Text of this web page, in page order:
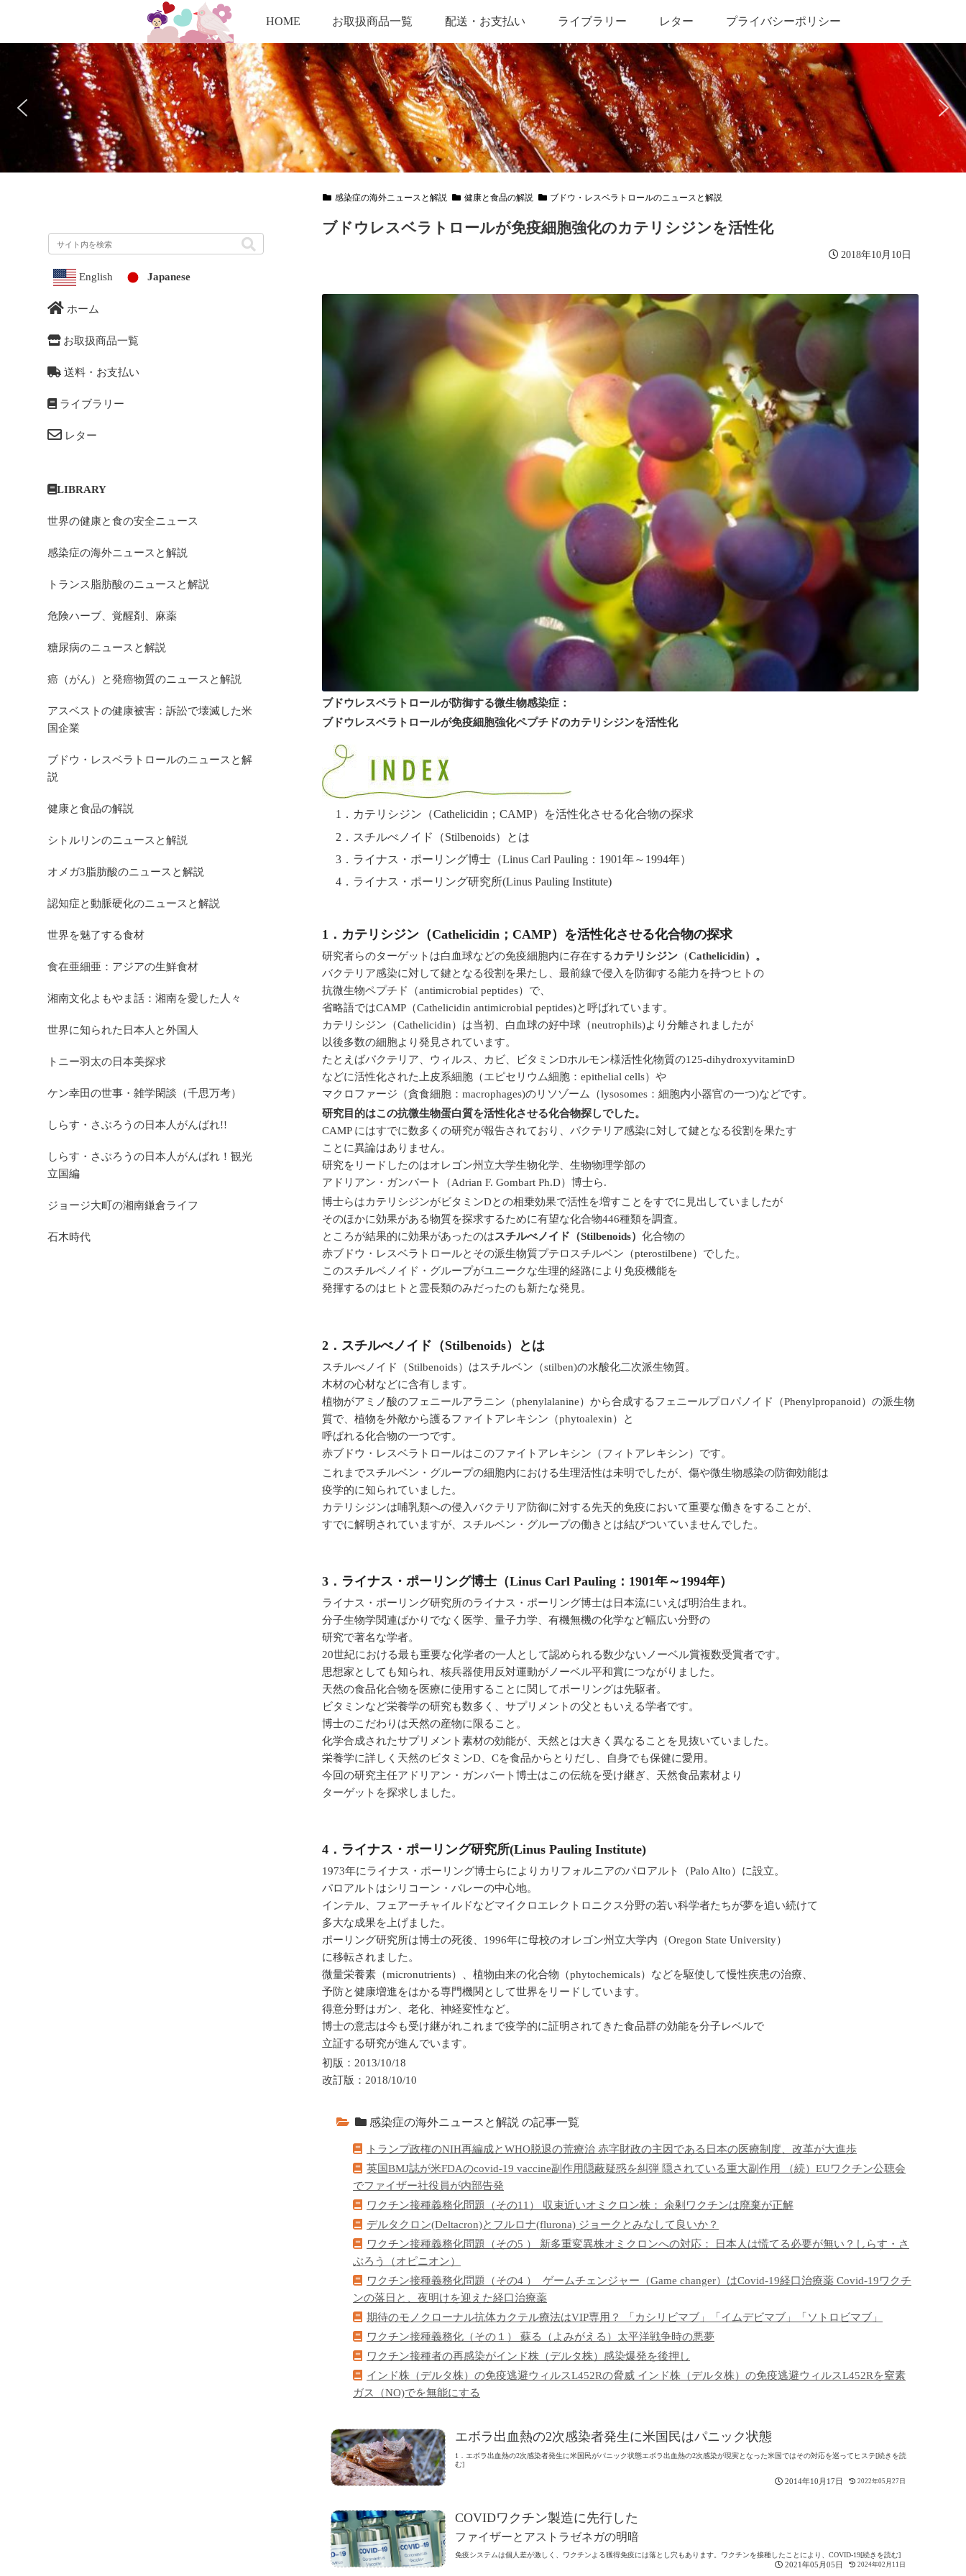
HOME お取扱商品一覧 配送・お支払い ライブラリー レター プライバシーポリシー
感染症の海外ニュースと解説 健康と食品の解説 ブドウ・レスベラトロールのニュースと解説
ブドウレスベラトロールが免疫細胞強化のカテリシジンを活性化
2018年10月10日
ブドウレスベラトロールが防御する微生物感染症：
ブドウレスベラトロールが免疫細胞強化ペプチドのカテリシジンを活性化
1．カテリシジン（Cathelicidin；CAMP）を活性化させる化合物の探求
2．スチルべノイド（Stilbenoids）とは
3．ライナス・ポーリング博士（Linus Carl Pauling：1901年～1994年）
4．ライナス・ポーリング研究所(Linus Pauling Institute)
1．カテリシジン （Cathelicidin ； CAMP）を活性化させる化合物の探求
研究者らのターゲットは白血球などの免疫細胞内に存在する カテリシジン （Cathelicidin）。
バクテリア感染に対して鍵となる役割を果たし、最前線で侵入を防御する能力を持つヒトの
抗微生物ペプチド（antimicrobial peptides）で、
省略語ではCAMP（Cathelicidin antimicrobial peptides)と呼ばれています。
カテリシジン（Cathelicidin）は当初、白血球の好中球（neutrophils)より分離されましたが
以後多数の細胞より発見されています。
たとえばバクテリア、ウィルス、カビ、ビタミンDホルモン様活性化物質の125-dihydroxyvitaminD
などに活性化された上皮系細胞（エピセリウム細胞：epithelial cells）や
マクロファージ（貪食細胞：macrophages)のリソゾーム（lysosomes：細胞内小器官の一つ)などです。
研究目的はこの抗微生物蛋白質を活性化させる化合物探しでした。
CAMP にはすでに数多くの研究が報告されており、バクテリア感染に対して鍵となる役割を果たす
ことに異論はありません。
研究をリードしたのはオレゴン州立大学生物化学、生物物理学部の
アドリアン・ガンバート（Adrian F. Gombart Ph.D）博士ら.
博士らはカテリシジンがビタミンDとの相乗効果で活性を増すことをすでに見出していましたが
そのほかに効果がある物質を探求するために有望な化合物446種類を調査。
ところが結果的に効果があったのはスチルべノイド（Stilbenoids） 化合物の
赤ブドウ・レスベラトロールとその派生物質プテロスチルベン（pterostilbene）でした。
このスチルベノイド・グループがユニークな生理的経路により免疫機能を
発揮するのはヒトと霊長類のみだったのも新たな発見。
2．スチルべノイド（Stilbenoids）とは
スチルべノイド（Stilbenoids）はスチルベン（stilben)の水酸化二次派生物質。
木材の心材などに含有します。
植物がアミノ酸のフェニールアラニン（phenylalanine）から合成するフェニールプロパノイド（Phenylpropanoid）の派生物
質で、植物を外敵から護るファイトアレキシン（phytoalexin）と
呼ばれる化合物の一つです。
赤ブドウ・レスベラトロールはこのファイトアレキシン（フィトアレキシン）です。
これまでスチルベン・グループの細胞内における生理活性は未明でしたが、傷や微生物感染の防御効能は
疫学的に知られていました。
カテリシジンは哺乳類への侵入バクテリア防御に対する先天的免疫において重要な働きをすることが、
すでに解明されていますが、スチルベン・グループの働きとは結びついていませんでした。
3．ライナス・ポーリング博士 （Linus Carl Pauling：1901年～1994年）
ライナス・ポーリング研究所のライナス・ポーリング博士は日本流にいえば明治生まれ。
分子生物学関連ばかりでなく医学、量子力学、有機無機の化学など幅広い分野の
研究で著名な学者。
20世紀における最も重要な化学者の一人として認められる数少ないノーベル賞複数受賞者です。
思想家としても知られ、核兵器使用反対運動がノーベル平和賞につながりました。
天然の食品化合物を医療に使用することに関してポーリングは先駆者。
ビタミンなど栄養学の研究も数多く、サプリメントの父ともいえる学者です。
博士のこだわりは天然の産物に限ること。
化学合成されたサプリメント素材の効能が、天然とは大きく異なることを見抜いていました。
栄養学に詳しく天然のビタミンD、Cを食品からとりだし、自身でも保健に愛用。
今回の研究主任アドリアン・ガンバート博士はこの伝統を受け継ぎ、天然食品素材より
ターゲットを探求しました。
4．ライナス・ポーリング研究所(Linus Pauling Institute)
1973年にライナス・ポーリング博士らによりカリフォルニアのパロアルト（Palo Alto）に設立。
パロアルトはシリコーン・バレーの中心地。
インテル、フェアーチャイルドなどマイクロエレクトロニクス分野の若い科学者たちが夢を追い続けて
多大な成果を上げました。
ポーリング研究所は博士の死後、1996年に母校のオレゴン州立大学内（Oregon State University）
に移転されました。
微量栄養素（micronutrients）、植物由来の化合物（phytochemicals）などを駆使して慢性疾患の治療、
予防と健康増進をはかる専門機関として世界をリードしています。
得意分野はガン、老化、神経変性など。
博士の意志は今も受け継がれこれまで疫学的に証明されてきた食品群の効能を分子レベルで
立証する研究が進んでいます。
初版：2013/10/18
改訂版：2018/10/10
感染症の海外ニュースと解説 の記事一覧
トランプ政権のNIH再編成とWHO脱退の荒療治 赤字財政の主因である日本の医療制度、改革が大進歩
英国BMJ誌が米FDAのcovid-19 vaccine副作用隠蔽疑惑を糾弾 隠されている重大副作用 （続）EUワクチン公聴会
でファイザー社役員が内部告発
ワクチン接種義務化問題（その11） 収束近いオミクロン株： 余剰ワクチンは廃棄が正解
デルタクロン(Deltacron)とフルロナ(flurona) ジョークとみなして良いか？
ワクチン接種義務化問題（その5 ） 新多重変異株​オミクロンへの対応： 日本人は慌てる必要が無い？しらす・さ
ぶろう（オピニオン）
ワクチン接種義務化問題（その4 ）​ ゲームチェンジャー（Game changer）はCovid-19経口治療薬 Covid-19ワクチ
ンの落日と、夜明けを迎えた経口治療薬
期待のモノクローナル抗体カクテル療法はVIP専用？ 「カシリビマブ」「イムデビマブ」「ソトロビマブ」
​ワクチン接種義務化（その１） 蘇る（よみがえる）太平洋戦争時の悪夢
ワクチン接種者の再感染がインド株（デルタ株）感染爆発を後押し
インド株（デルタ株）の免疫逃避ウィルスL452Rの脅威 インド株（デルタ株）の免疫逃避ウィルスL452Rを窒素
ガス（NO)でを無能にする
エボラ出血熱の2次感染者発生に米国民はパニック状態
1．エボラ出血熱の2次感染者発生に米国民がパニック状態エボラ出血熱の2次感染が現実となった米国ではその対応を巡ってヒステ[続きを読
む]
2014年10月17日 2022年05月27日
COVIDワクチン製造に先行した
ファイザーとアストラゼネガの明暗
免疫システムは個人差が激しく、ワクチンよる獲得免疫には落とし穴もあります。ワクチンを接種したことにより、COVID-19[続きを読む]
2021年05月05日 2024年02月11日
English Japanese
ホーム
お取扱商品一覧
送料・お支払い
ライブラリー
レター
LIBRARY
世界の健康と食の安全ニュース
感染症の海外ニュースと解説
トランス脂肪酸のニュースと解説
危険ハーブ、覚醒剤、麻薬
糖尿病のニュースと解説
癌（がん）と発癌物質のニュースと解説
アスベストの健康被害：訴訟で壊滅した米
国企業
ブドウ・レスベラトロールのニュースと解
説
健康と食品の解説
シトルリンのニュースと解説
オメガ3脂肪酸のニュースと解説
認知症と動脈硬化のニュースと解説
世界を魅了する食材
食在亜細亜：アジアの生鮮食材
湘南文化よもやま話：湘南を愛した人々
世界に知られた日本人と外国人
トニー羽太の日本美探求
ケン幸田の世事・雑学閑談（千思万考）
しらす・さぶろうの日本人がんばれ!!
しらす・さぶろうの日本人がんばれ！観光
立国編
ジョージ大町の湘南鎌倉ライフ
石木時代